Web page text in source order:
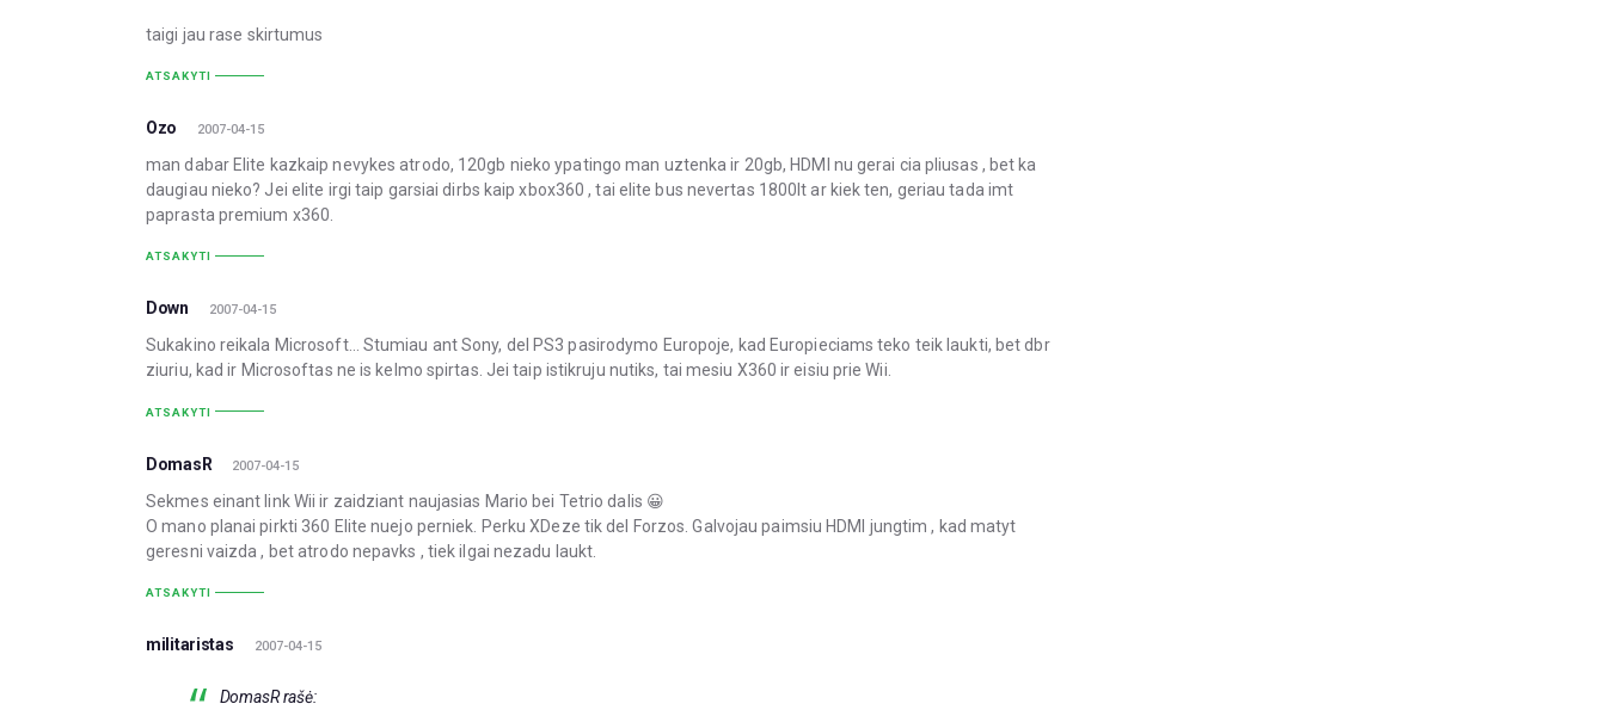
taigi jau rase skirtumus
ATSAKYTI
Ozo 2007-04-15
man dabar Elite kazkaip nevykes atrodo, 120gb nieko ypatingo man uztenka ir 20gb, HDMI nu gerai cia pliusas , bet ka
daugiau nieko? Jei elite irgi taip garsiai dirbs kaip xbox360 , tai elite bus nevertas 1800lt ar kiek ten, geriau tada imt
paprasta premium x360.
ATSAKYTI
Down 2007-04-15
Sukakino reikala Microsoft… Stumiau ant Sony, del PS3 pasirodymo Europoje, kad Europieciams teko teik laukti, bet dbr
ziuriu, kad ir Microsoftas ne is kelmo spirtas. Jei taip istikruju nutiks, tai mesiu X360 ir eisiu prie Wii.
ATSAKYTI
DomasR 2007-04-15
Sekmes einant link Wii ir zaidziant naujasias Mario bei Tetrio dalis 😀
O mano planai pirkti 360 Elite nuejo perniek. Perku XDeze tik del Forzos. Galvojau paimsiu HDMI jungtim , kad matyt
geresni vaizda , bet atrodo nepavks , tiek ilgai nezadu laukt.
ATSAKYTI
militaristas 2007-04-15
DomasR rašė: